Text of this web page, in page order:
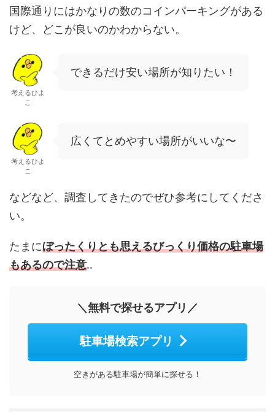
国際通りにはかなりの数のコインパーキングがある
けど、どこが良いのかわからない。
考えるひよ
こ
できるだけ安い場所が知りたい！
考えるひよ
こ
広くてとめやすい場所がいいな〜
などなど、調査してきたのでぜひ参考にしてくださ
い。
たまにぼったくりとも思えるびっくり価格の駐車場
もあるので注意‥
＼無料で探せるアプリ／
駐車場検索アプリ
空きがある駐車場が簡単に探せる！